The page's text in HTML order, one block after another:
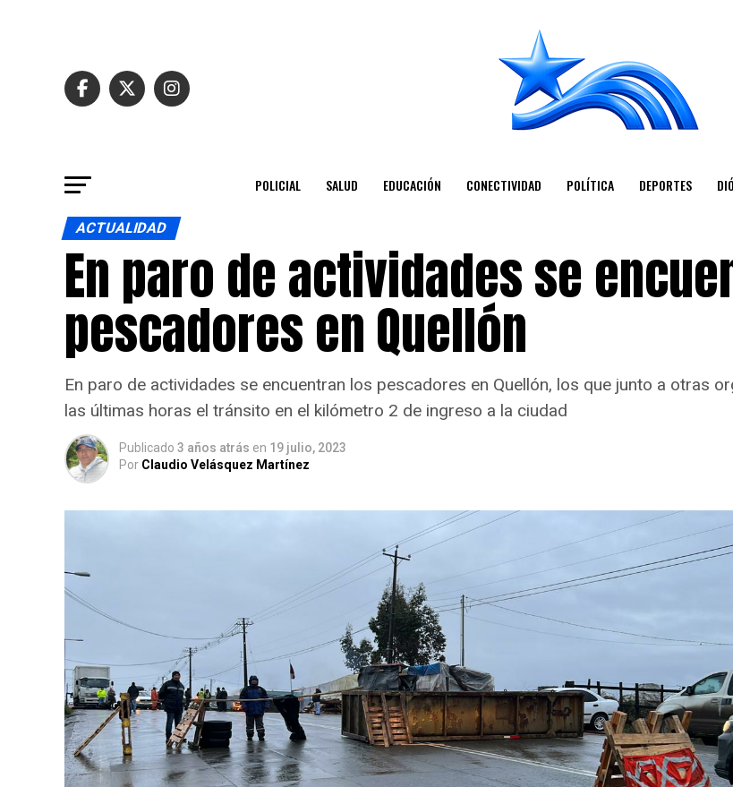
POLICIAL SALUD EDUCACIÓN CONECTIVIDAD POLÍTICA DEPORTES
ACTUALIDAD
En paro de actividades se
pescadores en Quellón
En paro de actividades se encuentran los pescadores en Quellón, los que junto a otras
las últimas horas el tránsito en el kilómetro 2 de ingreso a la ciudad
Publicado 3 años atrás en 19 julio, 2023
Por Claudio Velásquez Martínez